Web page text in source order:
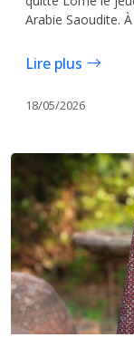
Arabie Saoudite.
depuis l’aéroport
officiellement les
Lire plus
18/05/2026